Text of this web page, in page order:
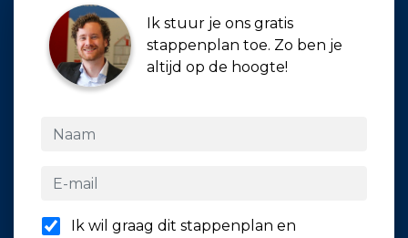
Ik stuur je ons gratis
stappenplan toe. Zo ben je
altijd op de hoogte!
Ik wil graag dit stappenplan en